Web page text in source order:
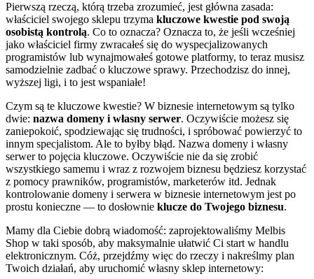
Pierwszą rzeczą, którą trzeba zrozumieć, jest główna zasada:
właściciel swojego sklepu trzyma kluczowe kwestie pod swoją
osobistą kontrolą. Co to oznacza? Oznacza to, że jeśli wcześniej
jako właściciel firmy zwracałeś się do wyspecjalizowanych
programistów lub wynajmowałeś gotowe platformy, to teraz musisz
samodzielnie zadbać o kluczowe sprawy. Przechodzisz do innej,
wyższej ligi, i to jest wspaniałe!
Czym są te kluczowe kwestie? W biznesie internetowym są tylko
dwie: nazwa domeny i własny serwer. Oczywiście możesz się
zaniepokoić, spodziewając się trudności, i spróbować powierzyć to
innym specjalistom. Ale to byłby błąd. Nazwa domeny i własny
serwer to pojęcia kluczowe. Oczywiście nie da się zrobić
wszystkiego samemu i wraz z rozwojem biznesu będziesz korzystać
z pomocy prawników, programistów, marketerów itd. Jednak
kontrolowanie domeny i serwera w biznesie internetowym jest po
prostu konieczne — to dosłownie klucze do Twojego biznesu.
Mamy dla Ciebie dobrą wiadomość: zaprojektowaliśmy Melbis
Shop w taki sposób, aby maksymalnie ułatwić Ci start w handlu
elektronicznym. Cóż, przejdźmy więc do rzeczy i nakreślmy plan
Twoich działań, aby uruchomić własny sklep internetowy: